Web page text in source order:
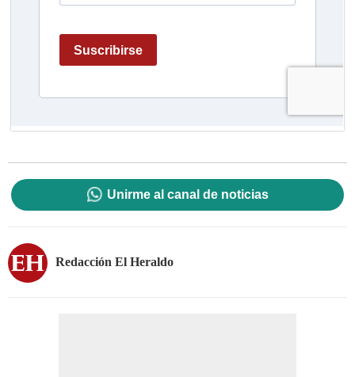
Unirme al canal de noticias
Redacción El Heraldo